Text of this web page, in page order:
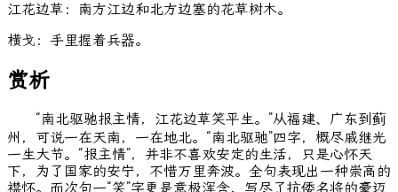
江花边草：南方江边和北方边塞的花草树木。
横戈：手里握着兵器。
赏析
“南北驱驰报主情，江花边草笑平生。”从福建、广东到蓟
州，可说一在天南，一在地北。“南北驱驰”四字，概尽戚继光
一生大节。“报主情”，并非不喜欢安定的生活，只是心怀天
下，为了国家的安宁，不惜万里奔波。全句表现出一种崇高的
襟怀。而次句一“笑”字更是意极浑含，写尽了抗倭名将的豪迈